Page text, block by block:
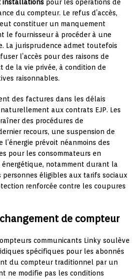
installations pour les opérations de
du compteur. Le refus d’accès,
constituer un manquement
le fournisseur à procéder à une
La jurisprudence admet toutefois
l’accès pour des raisons de
de la vie privée, à condition de
raisonnables.
des factures dans les délais
aux contrats EJP. Les
des procédures de
recours, une suspension de
l’énergie prévoit néanmoins des
pour les consommateurs en
notamment durant la
personnes éligibles aux tarifs sociaux
renforcée contre les coupures
de compteur
communicants Linky soulève
spécifiques pour les abonnés
du compteur traditionnel par un
ne modifie pas les conditions